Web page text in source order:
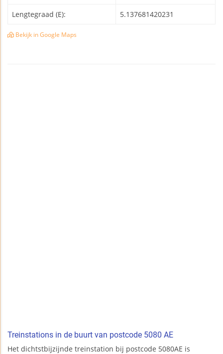
Lengtegraad (E): 5.137681420231
Bekijk in Google Maps
Treinstations in de buurt van postcode 5080 AE
Het dichtstbijzijnde treinstation bij postcode 5080AE is